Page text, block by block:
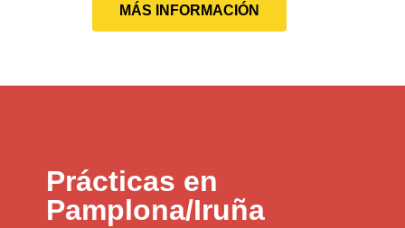
MÁS INFORMACIÓN
Prácticas en
Pamplona/Iruña